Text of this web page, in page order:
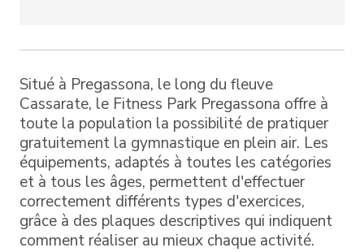
Situé à Pregassona, le long du fleuve
Cassarate, le Fitness Park Pregassona offre à
toute la population la possibilité de pratiquer
gratuitement la gymnastique en plein air. Les
équipements, adaptés à toutes les catégories
et à tous les âges, permettent d'effectuer
correctement différents types d'exercices,
grâce à des plaques descriptives qui indiquent
comment réaliser au mieux chaque activité.